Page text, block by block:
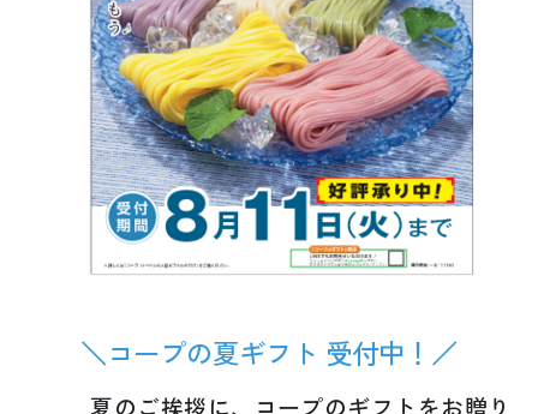
＼コープの夏ギフト 受付中！ ／
夏のご挨拶に、
コープのギフトをお贈り